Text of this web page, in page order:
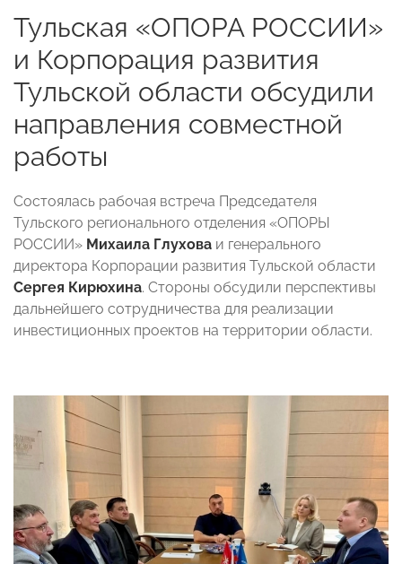
Тульская «ОПОРА РОССИИ»
и Корпорация развития
Тульской области обсудили
направления совместной
работы
Состоялась рабочая встреча Председателя
Тульского регионального отделения «ОПОРЫ
РОССИИ» Михаила Глухова и генерального
директора Корпорации развития Тульской области
Сергея Кирюхина. Стороны обсудили перспективы
дальнейшего сотрудничества для реализации
инвестиционных проектов на территории области.